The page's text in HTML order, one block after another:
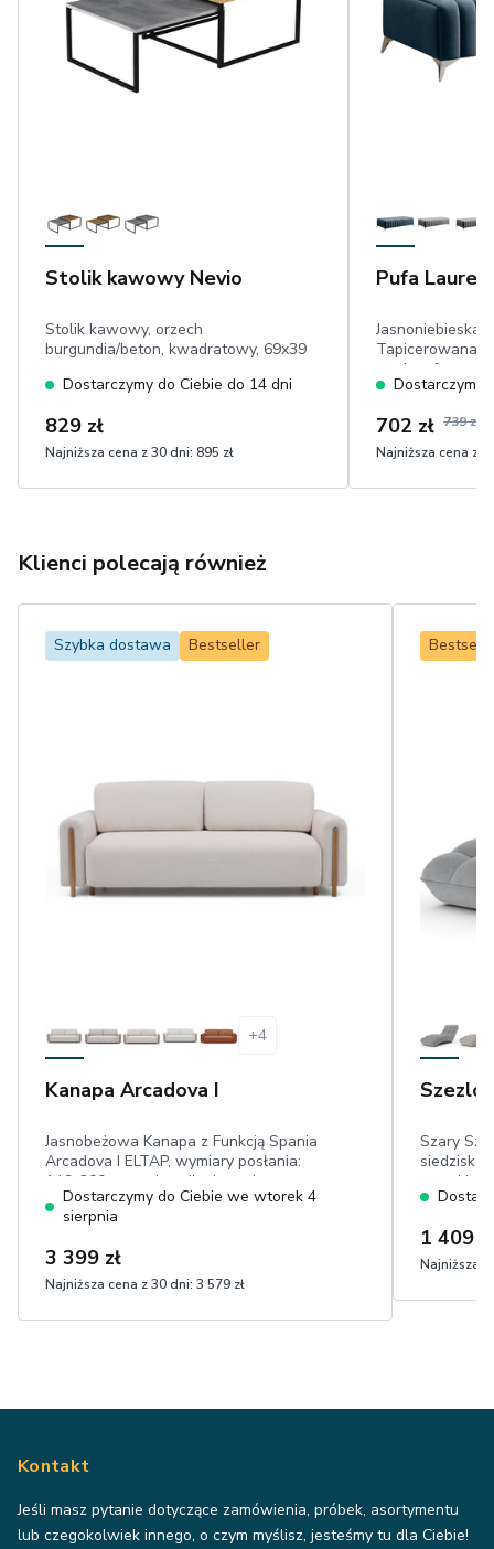
Stolik kawowy Nevio
Stolik kawowy, orzech
burgundia/beton, kwadratowy, 69x39
Dostarczymy do Ciebie do 14 dni
829 zł
Najniższa cena z 30 dni: 895 zł
Pufa
Jasnoniebieska
Tapicerowana
cm,
przeszycia,
Dostarczymy
702 zł 739 zł
Najniższa cena z
Klienci polecają również
Szybka dostawa Bestseller
+4
Kanapa Arcadova I
Jasnobeżowa Kanapa z Funkcją Spania
Arcadova I ELTAP, wymiary posłania:
146x200 cm, pojemnik, drewniane
elementy w kolorze buku,przyjemna w
dotyku boucle
Dostarczymy do Ciebie we wtorek 4
sierpnia
3 399 zł
Najniższa cena z 30 dni: 3 579 zł
Szary
siedzisko:
wysokie
1 409
Najniższa
Kontakt
Jeśli masz pytanie dotyczące zamówienia, próbek, asortymentu
lub czegokolwiek innego, o czym myślisz, jesteśmy tu dla Ciebie!